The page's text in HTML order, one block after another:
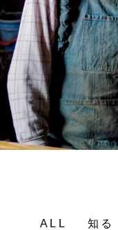
ALL 知る